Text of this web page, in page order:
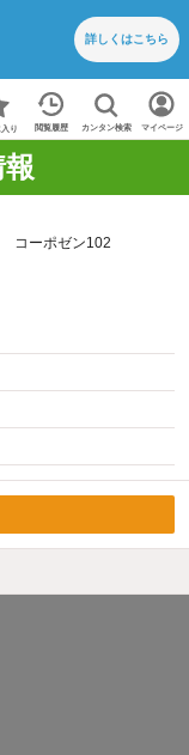
詳しくはこちら
り 閲覧履歴 カンタン検索 マイページ
コーポゼン102